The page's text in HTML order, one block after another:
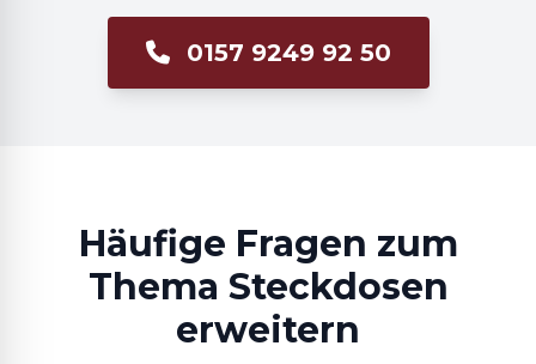
0157 9249 92 50
Häufige Fragen zum
Thema Steckdosen
erweitern